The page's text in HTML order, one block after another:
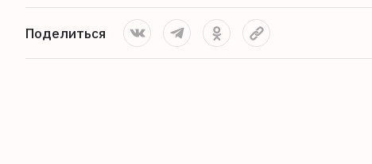
Поделиться